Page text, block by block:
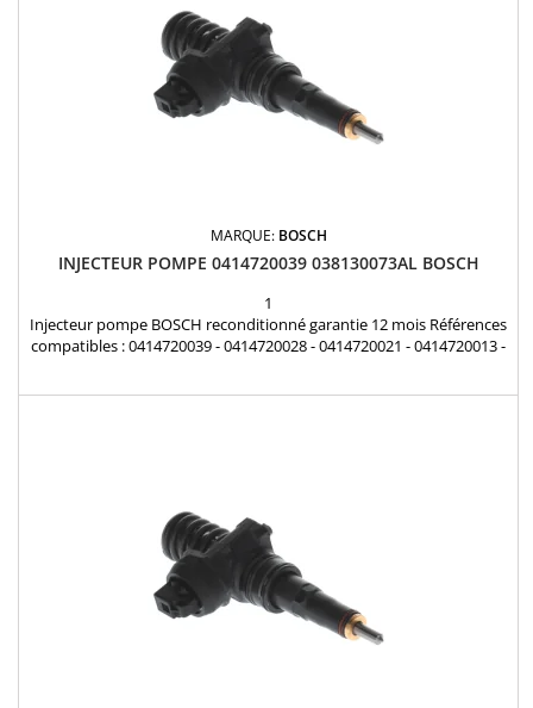
MARQUE: BOSCH
INJECTEUR POMPE 0414720039 038130073AL BOSCH
1
Injecteur pompe BOSCH reconditionné garantie 12 mois Références
compatibles : 0414720039 - 0414720028 - 0414720021 - 0414720013 -